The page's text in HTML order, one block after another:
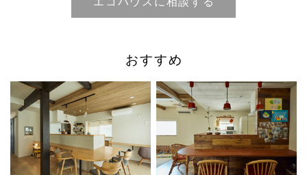
おすすめ